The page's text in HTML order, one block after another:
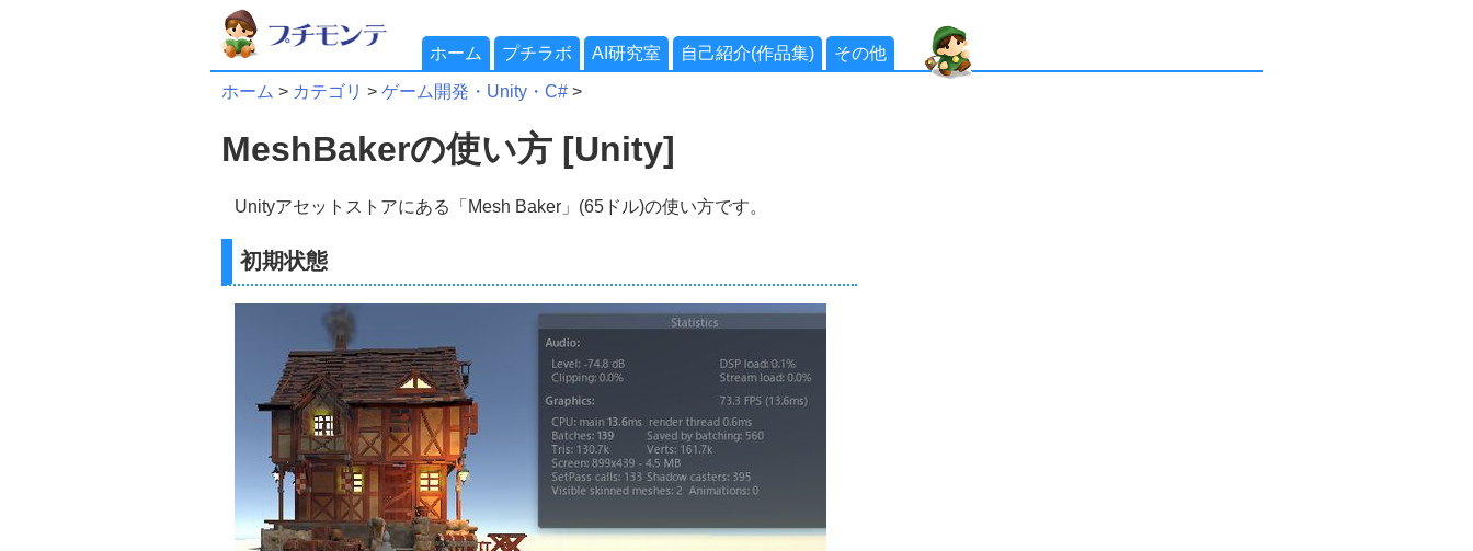
ホーム プチラボ AI研究室 自己紹介(作品集) その他
ホーム > カテゴリ > ゲーム開発・Unity・C# >
MeshBakerの使い方 [Unity]
Unityアセットストアにある「Mesh Baker」(65ドル)の使い方です。
初期状態